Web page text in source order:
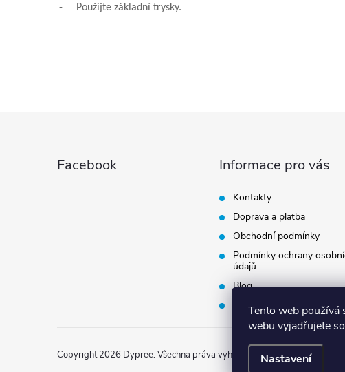
Tento web používá
webu vyjadřujete
Nastavení
- Použijte základní trysky.
Facebook Informace pro vás
Kontakty
Doprava a platba
Obchodní podmínky
Podmínky ochrany
údajů
Blog
Vrácení zboží
Copyright 2026 Dypree. Všechna práva vyhrazena.